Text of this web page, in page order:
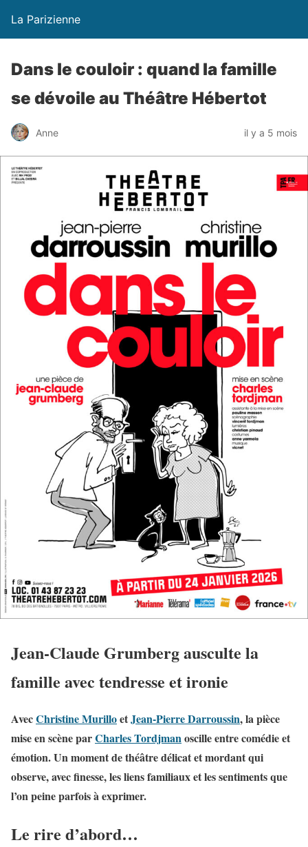
La Parizienne
Dans le couloir : quand la famille
se dévoile au Théâtre Hébertot
Anne il y a 5 mois
Jean-Claude Grumberg ausculte la
famille avec tendresse et ironie
AvecChristine MurilloetJean-Pierre Darroussin, la pièce
mise en scène parCharles Tordjmanoscille entre comédie et
émotion. Un moment de théâtre délicat et mordant qui
observe, avec finesse, les liens familiaux et les sentiments que
l’on peine parfois à exprimer.
Le rire d’abord…